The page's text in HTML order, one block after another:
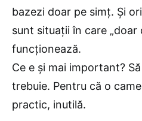
bazezi doar pe simț. Și
sunt situații în care „doar
funcționează.
Ce e și mai important?
trebuie. Pentru că o
practic, inutilă.